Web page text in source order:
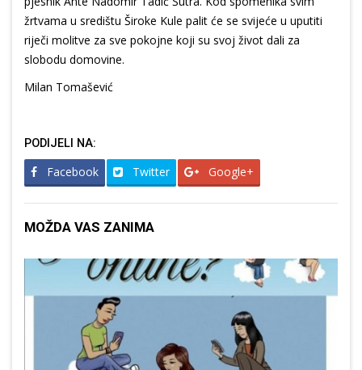
žrtvama u središtu Široke Kule palit će se svijeće u uputiti
riječi molitve za sve pokojne koji su svoj život dali za
slobodu domovine.
Milan Tomašević
PODIJELI NA:
Facebook Twitter Google+
MOŽDA VAS ZANIMA